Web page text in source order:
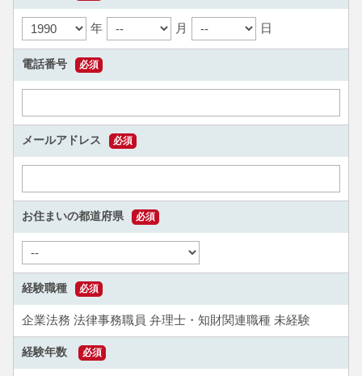
年 月 日
電話番号 必須
メールアドレス 必須
お住まいの都道府県 必須
経験職種 必須
企業法務 法律事務職員 弁理士・知財関連職種 未経験
経験年数 必須